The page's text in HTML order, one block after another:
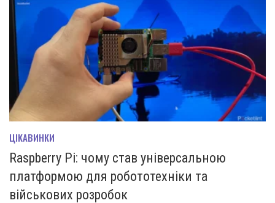
ЦІКАВИНКИ
Raspberry Pi: чому став універсальною
платформою для робототехніки та
військових розробок